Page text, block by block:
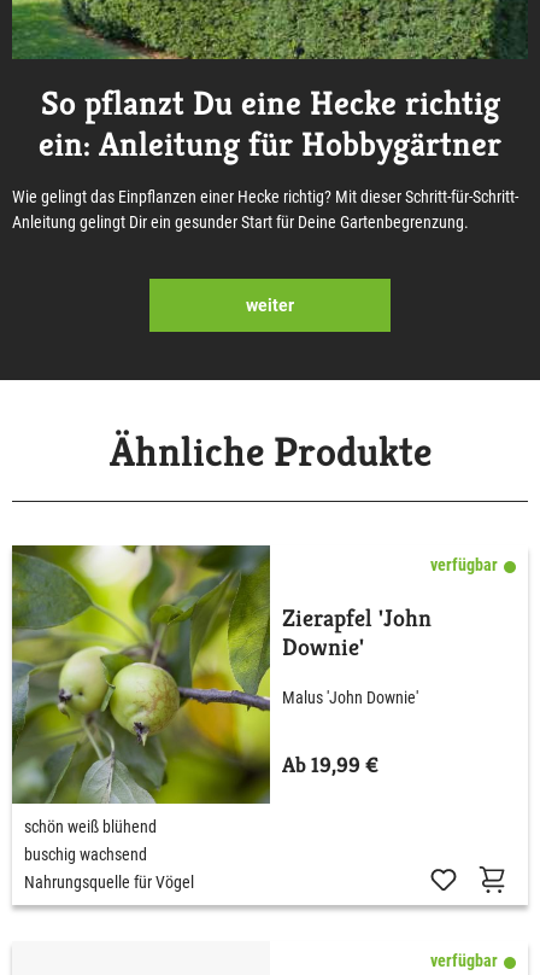
So pflanzt Du eine Hecke richtig
ein: Anleitung für Hobbygärtner
Wie gelingt das Einpflanzen einer Hecke richtig? Mit dieser Schritt-für-Schritt-
Anleitung gelingt Dir ein gesunder Start für Deine Gartenbegrenzung.
weiter
Ähnliche Produkte
verfügbar
Zierapfel 'John
Downie'
Malus 'John Downie'
Ab 19,99 €
schön weiß blühend
buschig wachsend
Nahrungsquelle für Vögel
verfügbar